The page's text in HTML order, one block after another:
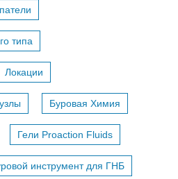
типа
Локации
Буровая Химия
Гели Proaction Fluids
инструмент для ГНБ